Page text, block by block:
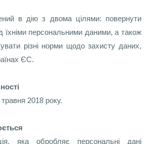
в дію з двома цілями: повернути
їхніми персональними даними, а також
різні норми щодо захисту даних,
ЄС.
2018 року.
яка обробляє персональні дані